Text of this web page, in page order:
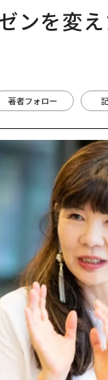
ンを変
著者フォロー